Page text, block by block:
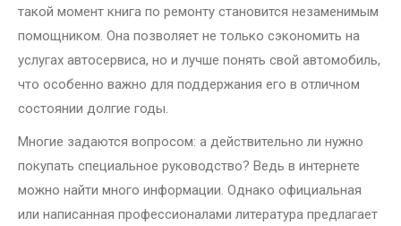
такой момент книга по ремонту становится незаменимым
помощником. Она позволяет не только сэкономить на
услугах автосервиса, но и лучше понять свой автомобиль,
что особенно важно для поддержания его в отличном
состоянии долгие годы.
Многие задаются вопросом: а действительно ли нужно
покупать специальное руководство? Ведь в интернете
можно найти много информации. Однако официальная
или написанная профессионалами литература предлагает